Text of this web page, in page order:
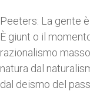
Peeters: La gente
È giunt o il
razionalismo
natura dal
dal deismo del